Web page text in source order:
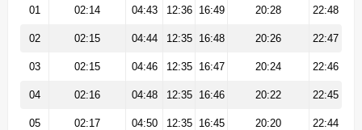
01 02:14 04:43 12:36 16:49 20:28 22:48
02 02:15 04:44 12:35 16:48 20:26 22:47
03 02:15 04:46 12:35 16:47 20:24 22:46
04 02:16 04:48 12:35 16:46 20:22 22:45
05 02:17 04:50 12:35 16:45 20:20 22:44